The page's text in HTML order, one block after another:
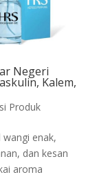
Negeri
Kalem,
Produk
enak,
dan kesan
aroma